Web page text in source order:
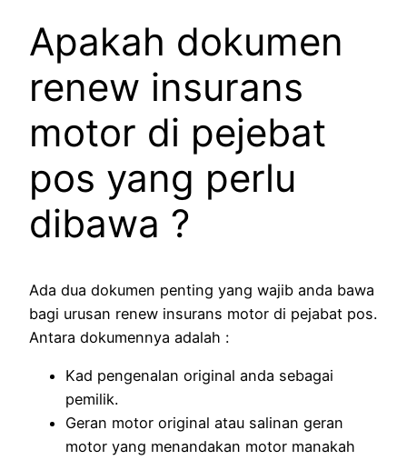
Apakah dokumen
renew insurans
motor di pejebat
pos yang perlu
dibawa ?
Ada dua dokumen penting yang wajib anda bawa
bagi urusan renew insurans motor di pejabat pos.
Antara dokumennya adalah :
Kad pengenalan original anda sebagai
pemilik.
Geran motor original atau salinan geran
motor yang menandakan motor manakah